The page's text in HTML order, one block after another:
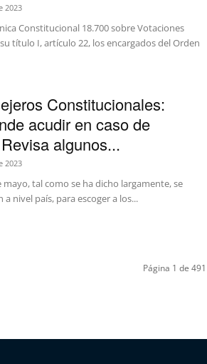
2023
Constitucional 18.700 sobre Votaciones
título I, artículo 22, los encargados del Orden
Constitucionales:
acudir en caso de
algunos...
2023
tal como se ha dicho largamente, se
nivel país, para escoger a los...
Página 1 de 491